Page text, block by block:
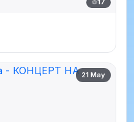
17
21 May